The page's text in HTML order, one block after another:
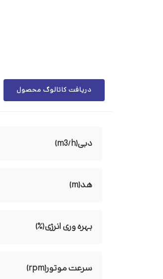
دریافت کاتالوگ محصول
دبی(m3/h)
هد(m)
بهره وری انرژی(%)
سرعت موتور(rpm)